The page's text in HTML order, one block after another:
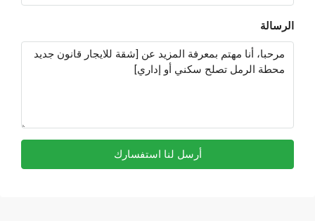
الرسالة
أرسل لنا استفسارك